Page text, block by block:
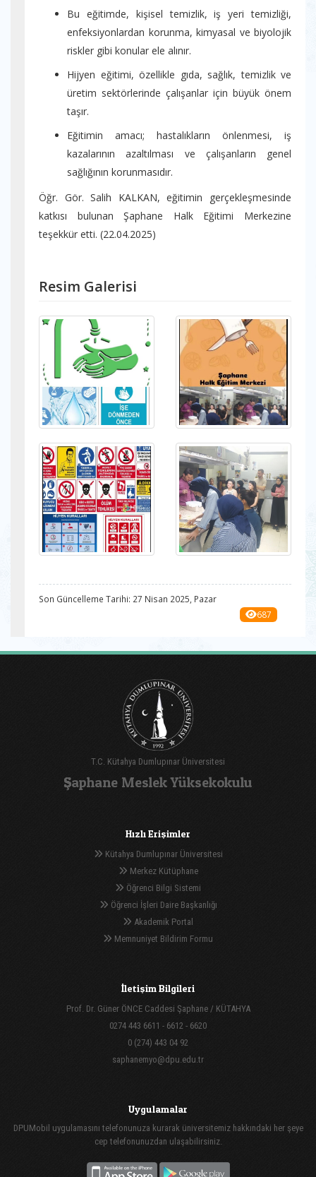
Bu eğitimde, kişisel temizlik, iş yeri temizliği,
enfeksiyonlardan korunma, kimyasal ve biyolojik
riskler gibi konular ele alınır.
Hijyen eğitimi, özellikle gıda, sağlık, temizlik ve
üretim sektörlerinde çalışanlar için büyük önem
taşır.
Eğitimin amacı; hastalıkların önlenmesi, iş
kazalarının azaltılması ve çalışanların genel
sağlığının korunmasıdır.
Öğr. Gör. Salih KALKAN, eğitimin gerçekleşmesinde
katkısı bulunan Şaphane Halk Eğitimi Merkezine
teşekkür etti. (22.04.2025)
Resim Galerisi
Son Güncelleme Tarihi: 27 Nisan 2025, Pazar
687
T.C. Kütahya Dumlupınar Üniversitesi
Şaphane Meslek Yüksekokulu
Hızlı Erişimler
Kütahya Dumlupınar Üniversitesi
Merkez Kütüphane
Öğrenci Bilgi Sistemi
Öğrenci İşleri Daire Başkanlığı
Akademik Portal
Memnuniyet Bildirim Formu
İletişim Bilgileri
Prof. Dr. Güner ÖNCE Caddesi Şaphane / KÜTAHYA
0274 443 6611 - 6612 - 6620
0 (274) 443 04 92
saphanemyo@dpu.edu.tr
Uygulamalar
DPUMobil uygulamasını telefonunuza kurarak üniversitemiz hakkındaki her şeye
cep telefonunuzdan ulaşabilirsiniz.